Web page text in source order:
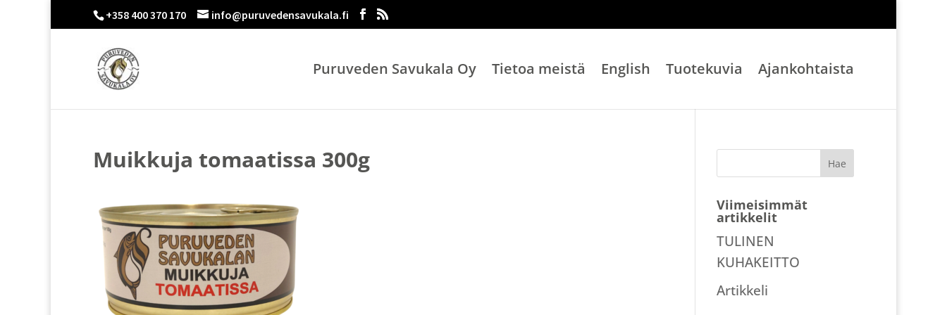
+358 400 370 170 info@puruvedensavukala.fi
Puruveden Savukala Oy Tietoa meistä English Tuotekuvia Ajankohtaista
Muikkuja tomaatissa 300g
Viimeisimmät
artikkelit
TULINEN
KUHAKEITTO
Artikkeli